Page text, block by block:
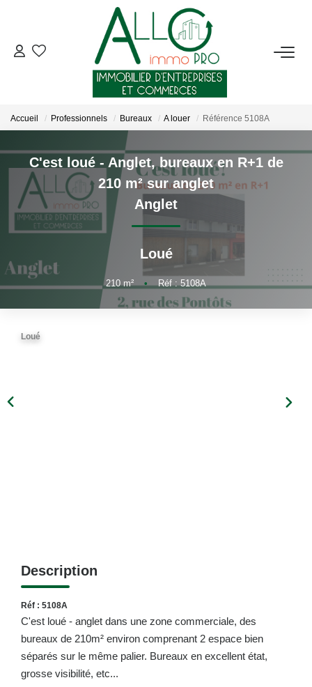
ACHETER
LOUER
NOTRE AGENCE
Qui Sommes-Nous ?
Nous Rejoindre
Nos Actualités
CONTACT
Accueil Professionnels Bureaux A louer Référence 5108A
C'est loué - Anglet, bureaux en R+1 de
210 m² sur anglet
Anglet
Loué
210 m² • Réf : 5108A
Loué
Description
Réf : 5108A
C'est loué - anglet dans une zone commerciale, des
bureaux de 210m² environ comprenant 2 espace bien
séparés sur le même palier. Bureaux en excellent état,
grosse visibilité, etc...